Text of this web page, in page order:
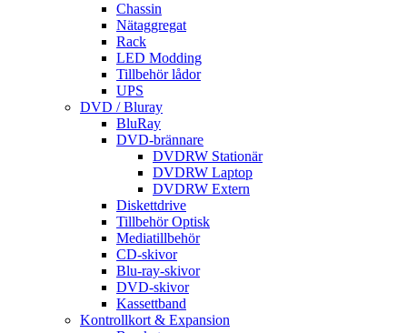
Chassin
Nätaggregat
Rack
LED Modding
Tillbehör lådor
UPS
DVD / Bluray
BluRay
DVD-brännare
DVDRW Stationär
DVDRW Laptop
DVDRW Extern
Diskettdrive
Tillbehör Optisk
Mediatillbehör
CD-skivor
Blu-ray-skivor
DVD-skivor
Kassettband
Kontrollkort & Expansion